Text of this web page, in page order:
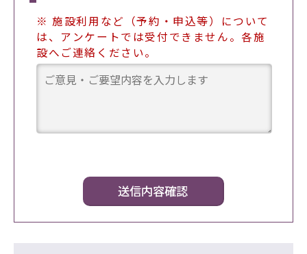
※ 施設利用など（予約・申込等）について
は、アンケートでは受付できません。各施
設へご連絡ください。